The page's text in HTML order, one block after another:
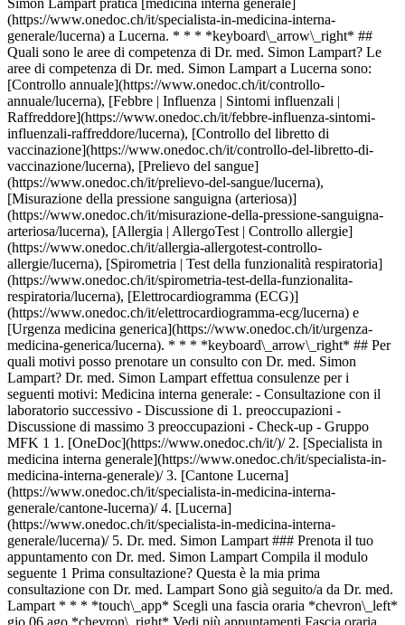
Simon Lampart pratica [medicina interna generale]
(https://www.onedoc.ch/it/specialista-in-medicina-interna-
generale/lucerna) a Lucerna. * * * *keyboard\_arrow\_right* ##
Quali sono le aree di competenza di Dr. med. Simon Lampart? Le
aree di competenza di Dr. med. Simon Lampart a Lucerna sono:
[Controllo annuale](https://www.onedoc.ch/it/controllo-
annuale/lucerna), [Febbre | Influenza | Sintomi influenzali |
Raffreddore](https://www.onedoc.ch/it/febbre-influenza-sintomi-
influenzali-raffreddore/lucerna), [Controllo del libretto di
vaccinazione](https://www.onedoc.ch/it/controllo-del-libretto-di-
vaccinazione/lucerna), [Prelievo del sangue]
(https://www.onedoc.ch/it/prelievo-del-sangue/lucerna),
[Misurazione della pressione sanguigna (arteriosa)]
(https://www.onedoc.ch/it/misurazione-della-pressione-sanguigna-
arteriosa/lucerna), [Allergia | AllergoTest | Controllo allergie]
(https://www.onedoc.ch/it/allergia-allergotest-controllo-
allergie/lucerna), [Spirometria | Test della funzionalità respiratoria]
(https://www.onedoc.ch/it/spirometria-test-della-funzionalita-
respiratoria/lucerna), [Elettrocardiogramma (ECG)]
(https://www.onedoc.ch/it/elettrocardiogramma-ecg/lucerna) e
[Urgenza medicina generica](https://www.onedoc.ch/it/urgenza-
medicina-generica/lucerna). * * * *keyboard\_arrow\_right* ## Per
quali motivi posso prenotare un consulto con Dr. med. Simon
Lampart? Dr. med. Simon Lampart effettua consulenze per i
seguenti motivi: Medicina interna generale: - Consultazione con il
laboratorio successivo - Discussione di 1. preoccupazioni -
Discussione di massimo 3 preoccupazioni - Check-up - Gruppo
MFK 1 1. [OneDoc](https://www.onedoc.ch/it/)/ 2. [Specialista in medicina interna generale](https://www.onedoc.ch/it/specialista-in-medicina-interna-generale)/ 3. [Cantone Lucerna](https://www.onedoc.ch/it/specialista-in-medicina-interna-generale/cantone-lucerna)/ 4. [Lucerna](https://www.onedoc.ch/it/specialista-in-medicina-interna-generale/lucerna)/ 5. Dr. med. Simon Lampart ### Prenota il tuo appuntamento con Dr. med. Simon Lampart Compila il modulo seguente 1 Prima consultazione? Questa è la mia prima consultazione con Dr. med. Lampart Sono già seguito/a da Dr. med. Lampart * * * *touch\_app* Scegli una fascia oraria *chevron\_left* gio 06 ago *chevron\_right* Vedi più appuntamenti Fascia oraria Prenota appuntamento ### Scarica l'app OneDoc Prenota un appuntamento online con un medico, dentista o terapeuta vicino a te in Svizzera. L'app OneDoc ti consente di gestire tutti i tuoi appuntamenti medici dal tuo cellulare, ovunque e in qualsiasi momento. ![Codice QR che rimanda all’App Store o a Google Play per scaricare l’app OneDoc Pazienti](https://www.onedoc.ch/assets/images/download-app-qr.jpeg) Scansiona il codice QR per scaricare l'app [![Scarica la nostra applicazione su App Store!](https://www.onedoc.ch/assets/images/app-store-badge-it.svg)](https://apps.apple.com/ch/app/onedoc/id1592376413?l=fr)[![Scarica la nostra app su Google Play Store!](https://www.onedoc.ch/assets/images/google-play-badge-it.png)](https://play.google.com/store/apps/details?id=ch.onedoc.patient&hl=fr-CH) *keyboard\_arrow\_right* ## Specialità correlate [Specialista in medicina interna generale a Zurigo](https://www.onedoc.ch/it/specialista-in-medicina-interna-generale/zurigo)[Specialista in medicina interna generale a Baden](https://www.onedoc.ch/it/specialista-in-medicina-interna-generale/baden)[Specialista in medicina interna generale a Aarau](https://www.onedoc.ch/it/specialista-in-medicina-interna-generale/aarau)[Specialista in medicina interna generale a Berikon](https://www.onedoc.ch/it/specialista-in-medicina-interna-generale/berikon)[Specialista in medicina interna generale a Zugo](https://www.onedoc.ch/it/specialista-in-medicina-interna-generale/zugo)[Specialista in medicina interna generale a Kriens](https://www.onedoc.ch/it/specialista-in-medicina-interna-generale/kriens)[Specialista in medicina interna generale a Rapperswil-Jona](https://www.onedoc.ch/it/specialista-in-medicina-interna-generale/rapperswil-jona)[Specialista in medicina interna generale a Lucerna](https://www.onedoc.ch/it/specialista-in-medicina-interna-generale/lucerna)[Specialista in medicina interna generale a Uster](https://www.onedoc.ch/it/specialista-in-medicina-interna-generale/uster)[Specialista in medicina interna generale a Dielsdorf](https://www.onedoc.ch/it/specialista-in-medicina-interna-generale/dielsdorf)[Specialista in medicina interna generale a Würenlos](https://www.onedoc.ch/it/specialista-in-medicina-interna-generale/wurenlos)[Specialista in medicina interna generale a Sursee](https://www.onedoc.ch/it/specialista-in-medicina-interna-generale/sursee)[Specialista in medicina interna generale a Eschenbach LU](https://www.onedoc.ch/it/specialista-in-medicina-interna-generale/eschenbach?state=LU)[Specialista in medicina interna generale a Cham](https://www.onedoc.ch/it/specialista-in-medicina-interna-generale/cham)[Specialista in medicina interna generale a Zollikon](https://www.onedoc.ch/it/specialista-in-medicina-interna-generale/zollikon)[Specialista in medicina interna generale a Brugg AG](https://www.onedoc.ch/it/specialista-in-medicina-interna-generale/brugg?state=AG)[Specialista in medicina interna generale a Baar](https://www.onedoc.ch/it/specialista-in-medicina-interna-generale/baar)[Specialista in medicina interna generale a Fislisbach](https://www.onedoc.ch/it/specialista-in-medicina-interna-generale/fislisbach)[Specialista in medicina interna generale a Uitikon](https://www.onedoc.ch/it/specialista-in-medicina-interna-generale/uitikon)[Specialista in medicina interna generale a Lenzburg](https://www.onedoc.ch/it/specialista-in-medicina-interna-generale/lenzburg)[Specialista in medicina interna generale a Dübendorf](https://www.onedoc.ch/it/specialista-in-medicina-interna-generale/dubendorf) *keyboard\_arrow\_right* ## Competenze correlate [Controllo annuale a Zurigo](https://www.onedoc.ch/it/controllo-annuale/zurigo)[Controllo annuale a Lucerna](https://www.onedoc.ch/it/controllo-annuale/lucerna)[Controllo annuale a Baden](https://www.onedoc.ch/it/controllo-annuale/baden)[Controllo annuale a Berikon](https://www.onedoc.ch/it/controllo-annuale/berikon)[Controllo annuale a Rapperswil-Jona](https://www.onedoc.ch/it/controllo-annuale/rapperswil-jona)[Controllo annuale a Dübendorf](https://www.onedoc.ch/it/controllo-annuale/dubendorf)[Controllo annuale a Uster](https://www.onedoc.ch/it/controllo-annuale/uster)[Controllo annuale a Sursee](https://www.onedoc.ch/it/controllo-annuale/sursee)[Controllo annuale a Emmen](https://www.onedoc.ch/it/controllo-annuale/emmen)[Controllo annuale a Brugg AG](https://www.onedoc.ch/it/controllo-annuale/brugg?state=AG)[Controllo annuale a Kloten](https://www.onedoc.ch/it/controllo-annuale/kloten)[Controllo annuale a Affoltern am Albis](https://www.onedoc.ch/it/controllo-annuale/affoltern-am-albis)[Controllo annuale a Obfelden](https://www.onedoc.ch/it/controllo-annuale/obfelden)[Controllo annuale a Würenlos](https://www.onedoc.ch/it/controllo-annuale/wurenlos)[Controllo annuale a Stäfa](https://www.onedoc.ch/it/controllo-annuale/stafa)[Controllo annuale a Dielsdorf](https://www.onedoc.ch/it/controllo-annuale/dielsdorf)[Controllo annuale a Olten](https://www.onedoc.ch/it/controllo-annuale/olten)[Controllo annuale a Opfikon](https://www.onedoc.ch/it/controllo-annuale/opfikon)[Controllo annuale a Horgen](https://www.onedoc.ch/it/controllo-annuale/horgen)[Controllo annuale a Aarau](https://www.onedoc.ch/it/controllo-annuale/aarau)[Controllo annuale a Cham](https://www.onedoc.ch/it/controllo-annuale/cham) *keyboard\_arrow\_right* ## Ricerche frequenti [Specialista in medicina interna generale a Zurigo](https://www.onedoc.ch/it/specialista-in-medicina-interna-generale/zurigo)[OB-GYN (ostetrico-ginecologo) a Zurigo](https://www.onedoc.ch/it/ob-gyn-ostetrico-ginecologo/zurigo)[Oculista a Zurigo](https://www.onedoc.ch/it/oculista/zurigo)[Massaggiatore classico a Zurigo](https://www.onedoc.ch/it/massaggiatore-classico/zurigo)[Fisioterapista a Zurigo](https://www.onedoc.ch/it/fisioterapista/zurigo)[Medico generico a Zurigo](https://www.onedoc.ch/it/medico-generico/zurigo)[Dermatologo a Zurigo](https://www.onedoc.ch/it/dermatologo/zurigo)[Specialista in medicina estetica a Zurigo](https://www.onedoc.ch/it/specialista-in-medicina-estetica/zurigo)[Centro vaccinale a Zurigo](https://www.onedoc.ch/it/centro-vaccinale/zurigo)[Terapista in riflessologia a Zurigo](https://www.onedoc.ch/it/terapista-in-riflessologia/zurigo)[Terapista in massaggio medico a Zurigo](https://www.onedoc.ch/it/terapista-in-massaggio-medico/zurigo)[Osteopata a Zurigo](https://www.onedoc.ch/it/osteopata/zurigo)[Gastroenterologo a Zurigo](https://www.onedoc.ch/it/gastroenterologo/zurigo)[Neurologo (incl. specialista in cefalee) a Zurigo](https://www.onedoc.ch/it/neurologo-incl-specialista-in-cefalee/zurigo)[Dentista a Zurigo](https://www.onedoc.ch/it/dentista/zurigo)[Naturopata MCO/TEN a Zurigo](https://www.onedoc.ch/it/naturopata-mco-ten/zurigo)[Prestazioni sanitarie in farmacia a Zurigo](https://www.onedoc.ch/it/prestazioni-sanitarie-in-farmacia/zurigo)[Cardiologo a Zurigo](https://www.onedoc.ch/it/cardiologo/zurigo)[OB-GYN (ostetrico-ginecologo) a Aarau](https://www.onedoc.ch/it/ob-gyn-ostetrico-ginecologo/aarau)[OB-GYN (ostetrico-ginecologo) a Lucerna](https://www.onedoc.ch/it/ob-gyn-ostetrico-ginecologo/lucerna)[Igienista dentale a Zurigo](https://www.onedoc.ch/it/igienista-dentale/zurigo) *keyboard\_arrow\_right* ## Cerca un professionista [Elenco dei professionisti](https://www.onedoc.ch/it/elenco) [A](https://www.onedoc.ch/it/elenco/A) [B](https://www.onedoc.ch/it/elenco/B) [C](https://www.onedoc.ch/it/elenco/C) [D](https://www.onedoc.ch/it/elenco/D) [E](https://www.onedoc.ch/it/elenco/E) [F](https://www.onedoc.ch/it/elenco/F) [G](https://www.onedoc.ch/it/elenco/G) [H](https://www.onedoc.ch/it/elenco/H) [I](https://www.onedoc.ch/it/elenco/I) [J](https://www.onedoc.ch/it/elenco/J) [K](https://www.onedoc.ch/it/elenco/K) [L](https://www.onedoc.ch/it/elenco/L) [M](https://www.onedoc.ch/it/elenco/M) [N](https://www.onedoc.ch/it/elenco/N) [O](https://www.onedoc.ch/it/elenco/O) [P](https://www.onedoc.ch/it/elenco/P) [Q](https://www.onedoc.ch/it/elenco/Q) [R](https://www.onedoc.ch/it/elenco/R) [S](https://www.onedoc.ch/it/elenco/S) [T](https://www.onedoc.ch/it/elenco/T) [U](https://www.onedoc.ch/it/elenco/U) [V](https://www.onedoc.ch/it/elenco/V) [W](https://www.onedoc.ch/it/elenco/W) [X](https://www.onedoc.ch/it/elenco/X) [Y](https://www.onedoc.ch/it/elenco/Y) [Z](https://www.onedoc.ch/it/elenco/Z) ## OneDoc [Sono un professionista](https://info.onedoc.ch/it/) [Su di noi](https://info.onedoc.ch/it/nostra-missione/) [News e premi](https://info.onedoc.ch/it/media/) [Lavora con noi](https://career.onedoc.ch/it) [Centro privacy](https://privacy.onedoc.ch/it/) [Gestione dei cookie](javascript:Didomi.preferences.show%28%29) [Centro di assistenza](https://help.onedoc.ch/it/) ## Lingue [Deutsch](https://www.onedoc.ch/de/facharzt-fur-allgemeine-innere-medizin/luzern/pc0rk/dr-med-simon-lampart) [Français](https://www.onedoc.ch/fr/specialiste-en-medecine-interne-generale/lucerne/pc0rk/dr-med-simon-lampart) [Italiano](https://www.onedoc.ch/it/specialista-in-medicina-interna-generale/lucerna/pc0rk/dr-med-simon-lampart) [English](https://www.onedoc.ch/en/specialist-in-general-internal-medicine/lucerne/pc0rk/dr-med-simon-lampart) ## Specialità correlate [Specialista in medicina interna gene